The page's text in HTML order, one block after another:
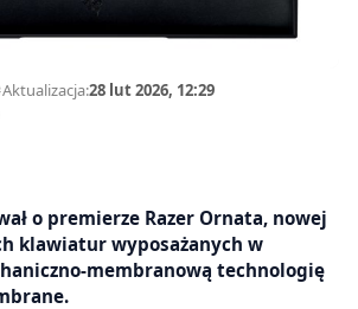
Aktualizacja:28 lut 2026, 12:29
o premierze Razer Ornata, nowej
klawiatur wyposażanych w
membranową technologię